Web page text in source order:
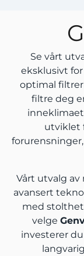
Se vårt
eksklusivt for
optimal
filtre deg
utviklet
Vårt utvalg
avansert
med stolthet
velge
investerer